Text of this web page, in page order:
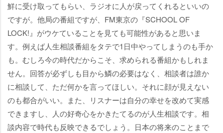
鮮に受け取ってもらい、ラジオに人が戻ってくれるといいの
ですが。他局の番組ですが、FM東京の『SCHOOL OF
LOCK!』がウケていることを見ても可能性があると思いま
す。例えば人生相談番組をタテで1日中やってしまうのも手か
も。むしろ今の時代だからこそ、求められる番組かもしれま
せん。回答が必ずしも目から鱗の必要はなく、相談者は誰か
に相談して、ただ何かを言ってほしい。それに顔が見えない
のも都合がいい。また、リスナーは自分の幸せを改めて実感
できますし、人の好奇心をかきたてるのが人生相談です。相
談内容で時代も反映できるでしょう。日本の将来のことまで